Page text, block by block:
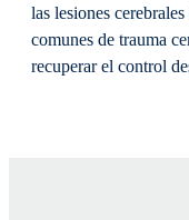
las lesiones
comunes de trauma
recuperar el control